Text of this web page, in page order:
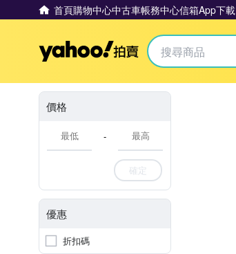
首頁購物中心中古車帳務中心信箱App下載
Yahoo拍賣
價格
-
確定
優惠
折扣碼